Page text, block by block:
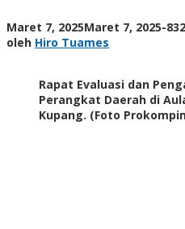
Maret 7, 2025Maret 7, 2025oleh
-
oleh Hiro Tuames
Rapat Evaluasi dan
Perangkat Daerah di
Kupang. (Foto